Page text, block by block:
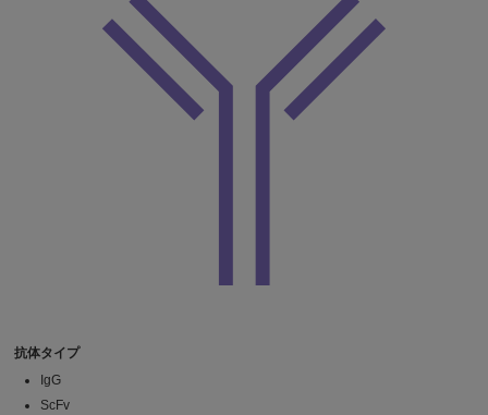
抗体タイプ
IgG
ScFv